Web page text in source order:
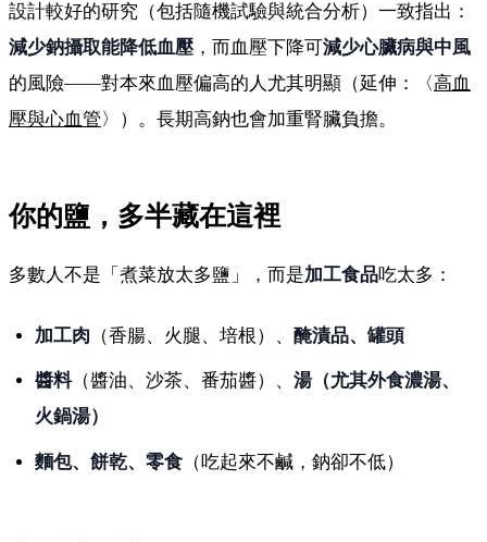
設計較好的研究（包括隨機試驗與統合分析）一致指出：
減少鈉攝取能降低血壓，而血壓下降可減少心臟病與中風
的風險——對本來血壓偏高的人尤其明顯（延伸：〈高血
壓與心血管〉）。長期高鈉也會加重腎臟負擔。
你的鹽，多半藏在這裡
多數人不是「煮菜放太多鹽」，而是加工食品吃太多：
加工肉 （香腸、火腿、培根）、醃漬品、罐頭
醬料（醬油、沙茶、番茄醬）、湯（尤其外食濃湯、
火鍋湯）
麵包、餅乾、零食 （吃起來不鹹，鈉卻不低）